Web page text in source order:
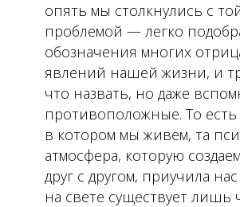
опять мы столкнулись с
проблемой — легко
обозначения многих
явлений нашей жизни, и
что назвать, но даже
противоположные. То
в котором мы живем, та
атмосфера, которую
друг с другом, приучила
на свете существует лишь